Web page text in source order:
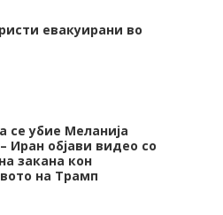
евакуирани во
се убие Меланија
Иран објави видео со
закана кон
на Трамп